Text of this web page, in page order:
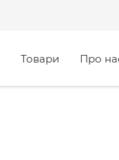
Товари Про